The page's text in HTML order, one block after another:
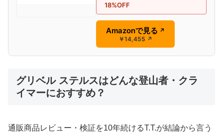
18%OFF
Amazonで見る ↗
￥14,455 ↗
グリベル ステルスはどんな登山者・クラ
イマーにおすすめ？
通販商品レビュー・検証を10年続けるT.T.が結論から言う